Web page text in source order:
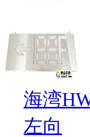
海湾
左向